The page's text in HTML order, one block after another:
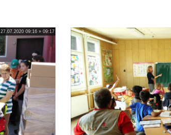
27.07.2020 09:16 » 09:17